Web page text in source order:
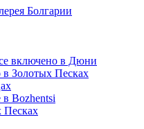
Болгарии
включено в Дюни
Золотых Песках
в Bozhentsi
Песках